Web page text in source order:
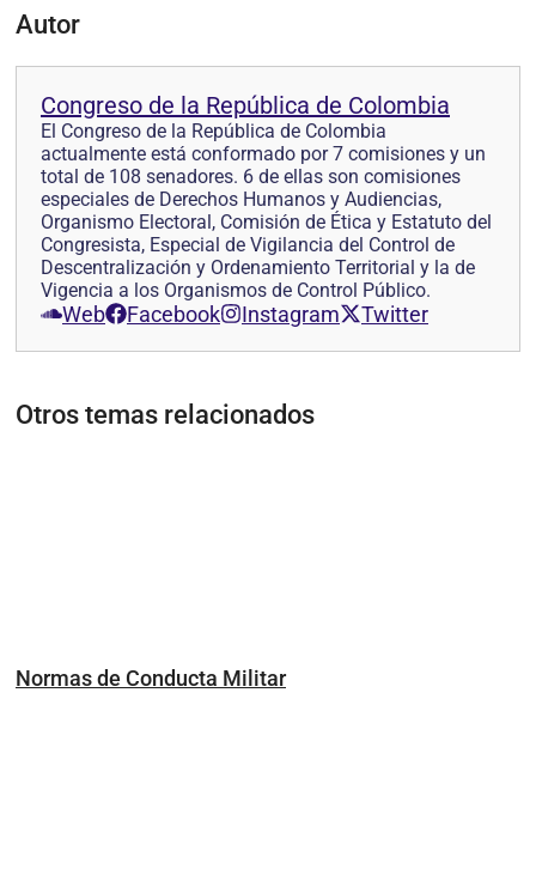
Autor
Congreso de la República de Colombia
El Congreso de la República de Colombia
actualmente está conformado por 7 comisiones y un
total de 108 senadores. 6 de ellas son comisiones
especiales de Derechos Humanos y Audiencias,
Organismo Electoral, Comisión de Ética y Estatuto del
Congresista, Especial de Vigilancia del Control de
Descentralización y Ordenamiento Territorial y la de
Vigencia a los Organismos de Control Público.
Web Facebook Instagram Twitter
Otros temas relacionados
Normas de Conducta Militar